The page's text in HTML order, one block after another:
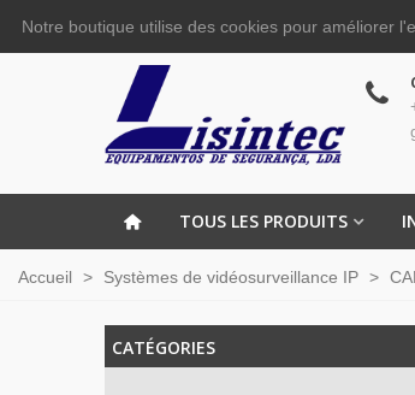
TOUS LES PRODUITS
Accueil > Systèmes de vidéosurveillance IP >
CATÉGORIES
Notre boutique utilise des cookies pour améliorer